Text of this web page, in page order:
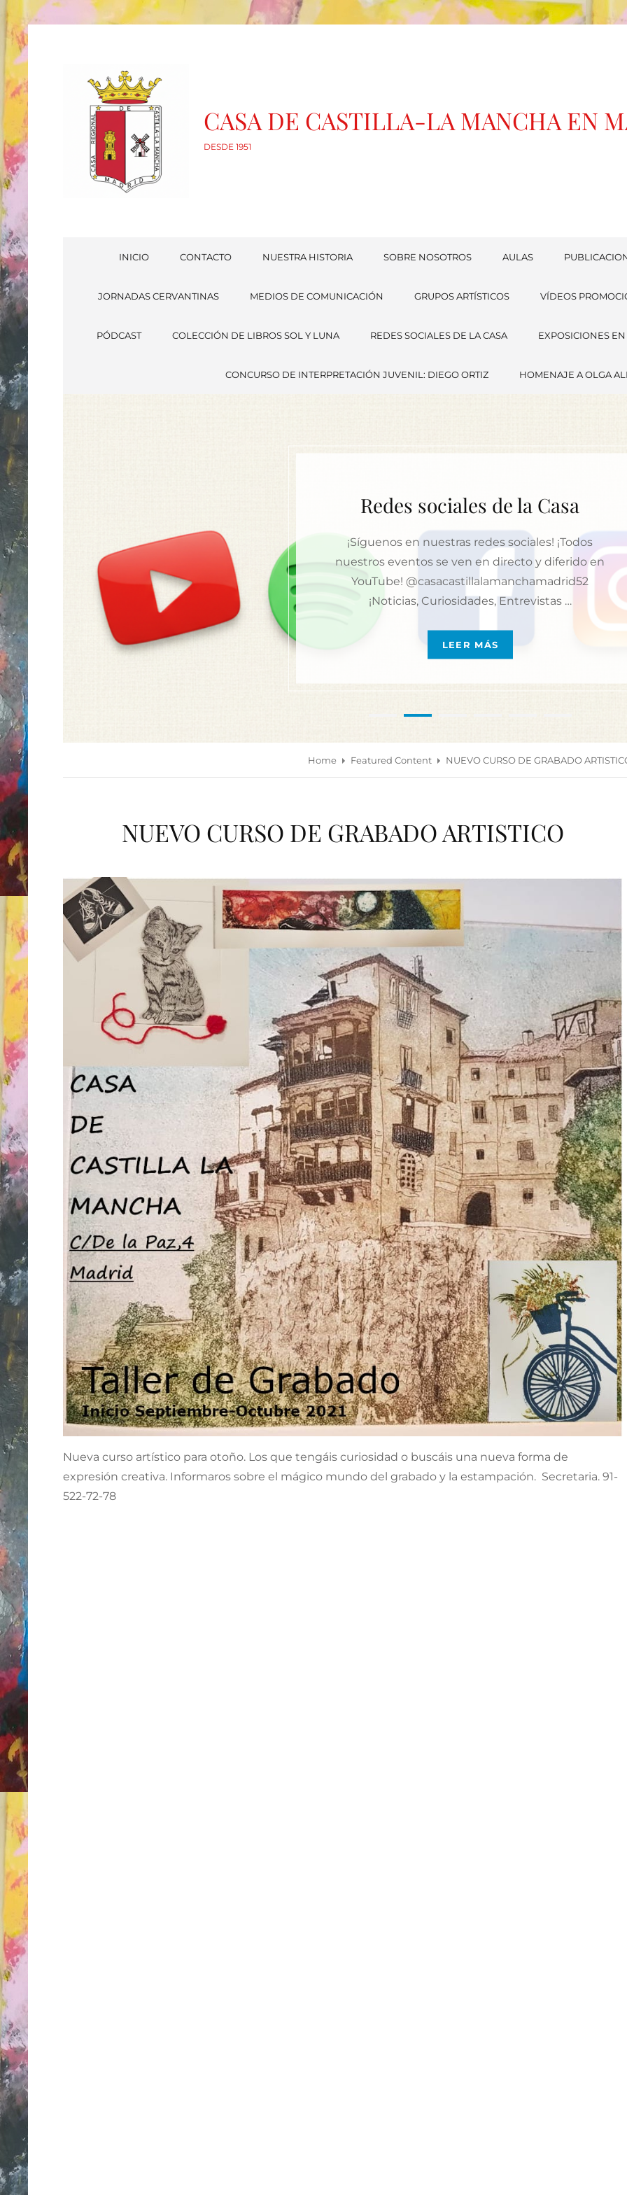
CASA DE CASTILLA-LA MANCHA EN
DESDE 1951
INICIO CONTACTO NUESTRA HISTORIA SOBRE NOSOTROS AULAS
JORNADAS CERVANTINAS MEDIOS DE COMUNICACIÓN GRUPOS ARTÍSTICOS VÍDEOS
PÓDCAST COLECCIÓN DE LIBROS SOL Y LUNA REDES SOCIALES DE LA CASA EXPOSICIONES
CONCURSO DE INTERPRETACIÓN JUVENIL: DIEGO ORTIZ HOMENAJE A OLGA
Redes sociales de la Casa
¡Síguenos en nuestras redes sociales! ¡Todos
nuestros eventos se ven en directo y diferido en
YouTube! @casacastillalamanchamadrid52
¡Noticias, Curiosidades, Entrevistas …
LEER MÁS
Home Featured Content NUEVO CURSO DE GRABADO
NUEVO CURSO DE GRABADO ARTISTICO
Nueva curso artístico para otoño. Los que tengáis curiosidad o buscáis una nueva forma de
expresión creativa. Informaros sobre el mágico mundo del grabado y la estampación. Secretaria. 91-
522-72-78